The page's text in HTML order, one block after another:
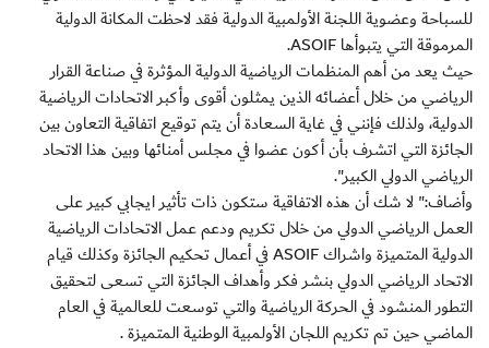
للسباحة وعضوية اللجنة الأولمبية الدولية فقد لاحظت المكانة الدولية
المرموقة التي يتبوأها ASOIF.
حيث يعد من أهم المنظمات الرياضية الدولية المؤثرة في صناعة القرار
الرياضي من خلال أعضائه الذين يمثلون أقوى وأكبر الاتحادات الرياضية
الدولية، ولذلك فإنني في غاية السعادة أن يتم توقيع اتفاقية التعاون بين
الجائزة التي اتشرف بأن أكون عضوا في مجلس أمنائها وبين هذا الاتحاد
الرياضي الدولي الكبير".
وأضاف:" لا شك أن هذه الاتفاقية ستكون ذات تأثير ايجابي كبير على
العمل الرياضي الدولي من خلال تكريم ودعم عمل الاتحادات الرياضية
الدولية المتميزة واشراك ASOIF في أعمال تحكيم الجائزة وكذلك قيام
الاتحاد الرياضي الدولي بنشر فكر وأهداف الجائزة التي تسعى لتحقيق
التطور المنشود في الحركة الرياضية والتي توسعت للعالمية في العام
الماضي حين تم تكريم اللجان الأولمبية الوطنية المتميزة .